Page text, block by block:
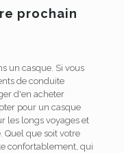
prochain
un casque. Si vous
de conduite
d'en acheter
pour un casque
les longs voyages et
que soit votre
confortablement, qui